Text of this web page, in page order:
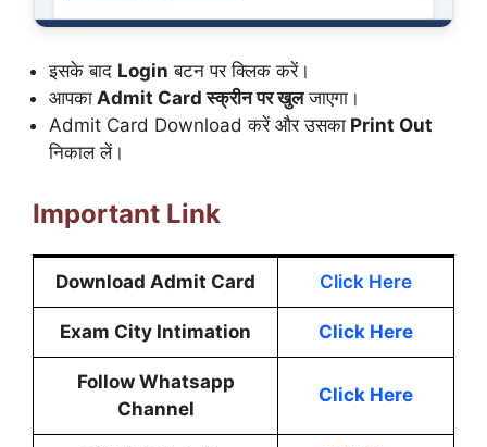
इसके बाद Login बटन पर क्लिक करें।
आपका Admit Card स्क्रीन पर खुलजाएगा।
Admit Card Download करें और उसका Print Out
निकाल लें।
Important Link
Download Admit Card Click Here
Exam City Intimation Click Here
Follow Whatsapp
Channel
Click Here